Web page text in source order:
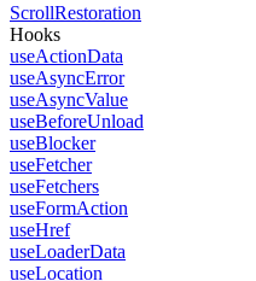
ScrollRestoration
Hooks
useActionData
useAsyncError
useAsyncValue
useBeforeUnload
useBlocker
useFetcher
useFetchers
useFormAction
useHref
useLoaderData
useLocation